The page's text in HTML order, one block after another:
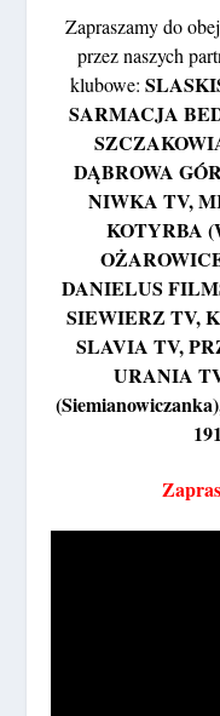
Zapraszamy do
przez naszych
klubowe:
SARMACJA
DĄBROWA
NIWKA TV,
KOTYRBA
DANIELUS
SIEWIERZ TV,
SLAVIA TV,
URANIA